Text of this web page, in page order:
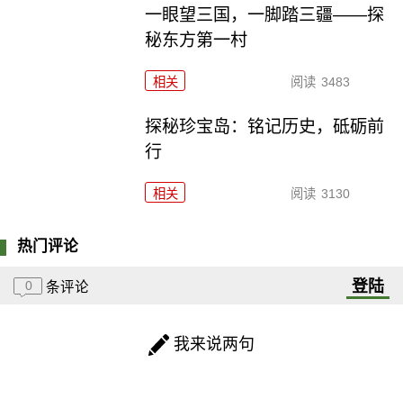
一眼望三国，一脚踏三疆——探
秘东方第一村
相关 阅读 3483
探秘珍宝岛：铭记历史，砥砺前
行
相关 阅读 3130
热门评论
0 条评论 登陆
我来说两句